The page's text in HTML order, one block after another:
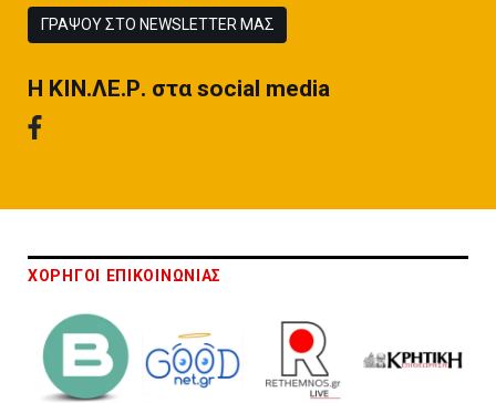
ΓΡΑΨΟΥ ΣΤΟ NEWSLETTER ΜΑΣ
H ΚΙΝ.ΛΕ.Ρ. στα social media
ΧΟΡΗΓΟΙ ΕΠΙΚΟΙΝΩΝΙΑΣ